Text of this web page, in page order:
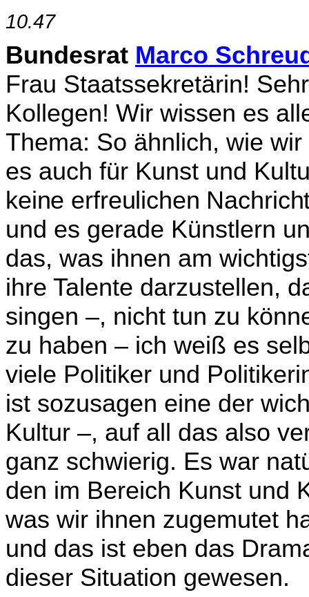
10.47
Bundesrat Marco
Frau Staatssekretärin!
Kollegen! Wir wissen es
Thema: So ähnlich, wie
es auch für Kunst und
keine erfreulichen
und es gerade Künstlern
das, was ihnen am
ihre Talente darzustellen,
singen –, nicht tun zu
zu haben – ich weiß es
viele Politiker und
ist sozusagen eine der
Kultur –, auf all das also
ganz schwierig. Es war
den im Bereich Kunst und
was wir ihnen zugemutet
und das ist eben das
dieser Situation gewesen.